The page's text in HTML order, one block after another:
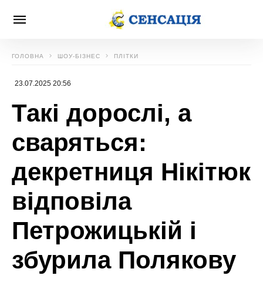
ГОЛОВНА ШОУ-БІЗНЕС ПЛІТКИ
23.07.2025 20:56
Такі дорослі, а
сваряться:
декретниця Нікітюк
відповіла
Петрожицькій і
збурила Полякову